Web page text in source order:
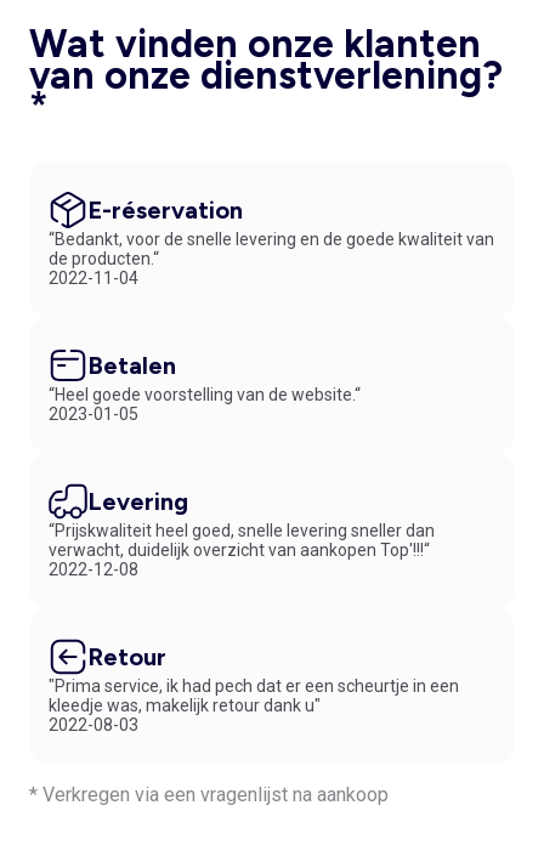
Wat vinden onze klanten
van onze dienstverlening?
*
E-réservation
“Bedankt, voor de snelle levering en de goede kwaliteit van
de producten.“
2022-11-04
Betalen
“Heel goede voorstelling van de website.“
2023-01-05
Levering
“Prijskwaliteit heel goed, snelle levering sneller dan
verwacht, duidelijk overzicht van aankopen Top'!!!“
2022-12-08
Retour
"Prima service, ik had pech dat er een scheurtje in een
kleedje was, makelijk retour dank u"
2022-08-03
* Verkregen via een vragenlijst na aankoop